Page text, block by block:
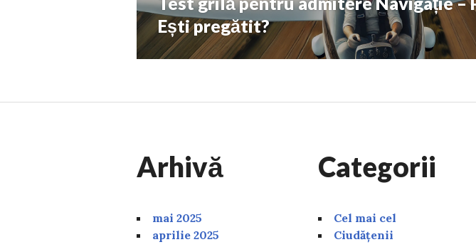
post:
Ești pregătit?
Arhivă
mai 2025
aprilie 2025
Categorii
Cel mai cel
Ciudățenii